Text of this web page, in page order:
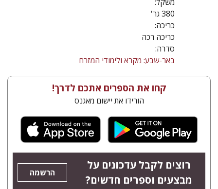
380 גר'
כריכה:
כריכה רכה
סדרה:
באר-שבע: מקרא ולימודי המזרח
קחו את הספרים אתכם לדרך!
הורידו את יישום מאגנס
רוצים לקבל עדכונים על
מבצעים וספרים חדשים?
הרשמה